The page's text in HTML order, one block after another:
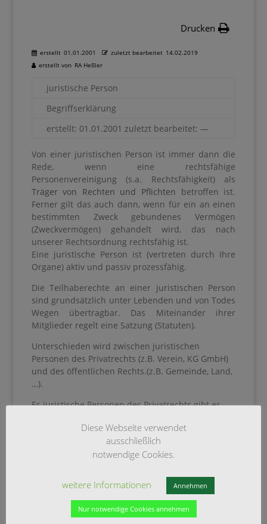
Drucken
erstellt 01.01.2001 zuletzt bearbeitet 14.02.2019
erstellt von RA Heßler
juristische Person
Begriffserklärung
erstellt: 01.01.2001 zuletzt bearbeitet: —
Von einer juristischen Person ist immer dann die
Rede, wenn eine rechtsfähige
Personenvereinigung (s.a. Rechtsfähigkeit) als
Träger von Rechten und Pflichten betroffen ist.
Ferner gilt das auch dann, wenn für ein an einen
bestimmten Zweck gebundenes Vermögen
(Zweckvermögen) gehandelt wird, das nach
unserer Rechtsordnung rechtsfähig ist.
Eine juristische Person ist (vertreten durch Ihre
Organe) aktiv und passiv prozessfähig.
Die Teilhaberechte an einer juristischen Person
sind grundsätzlich unter Lebenden und von Todes
Wegen übertragbar. Das Miteinander ihrer
Mitglieder regelt eine Satzung (Statuten).
Unterschieden wird zwischen juristischen
Personen des Privatrechts (z.B. Verein, KG GmbH)
und des öffentlichen Rechts.(z.B. Gemeinde, Land,
…).
Es juristische Personen des Privatrechts gibt es
– Genossenschaftsregister
– Partnerschaftsregister
siehe auch
Handeslregister
Diese Webseite verwendet
ausschließlich
notwendige Cookies.
weitere Informationen Annehmen
Nur notwendige Cookies annehmen